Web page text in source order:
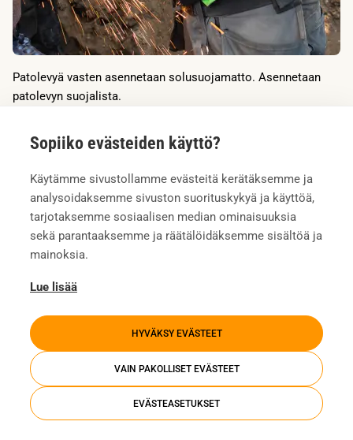
Sopiiko evästeiden käyttö?
Käytämme sivustollamme evästeitä kerätäksemme ja
analysoidaksemme sivuston suorituskykyä ja käyttöä,
tarjotaksemme sosiaalisen median ominaisuuksia
sekä parantaaksemme ja räätälöidäksemme sisältöä ja
mainoksia.
Lue lisää
HYVÄKSY EVÄSTEET
VAIN PAKOLLISET EVÄSTEET
EVÄSTEASETUKSET
Patolevyä vasten asennetaan solusuojamatto. Asennetaan
patolevyn suojalista.